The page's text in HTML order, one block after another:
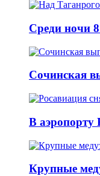
Среди ночи
Сочинская
В аэропорту
Крупные